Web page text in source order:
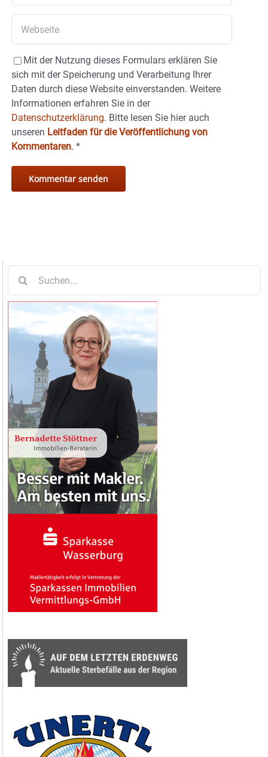
Mit der Nutzung dieses Formulars erklären Sie
sich mit der Speicherung und Verarbeitung Ihrer
Daten durch diese Website einverstanden. Weitere
Informationen erfahren Sie in der
Datenschutzerklärung. Bitte lesen Sie hier auch
unseren Leitfaden für die Veröffentlichung von
Kommentaren. *
nach: